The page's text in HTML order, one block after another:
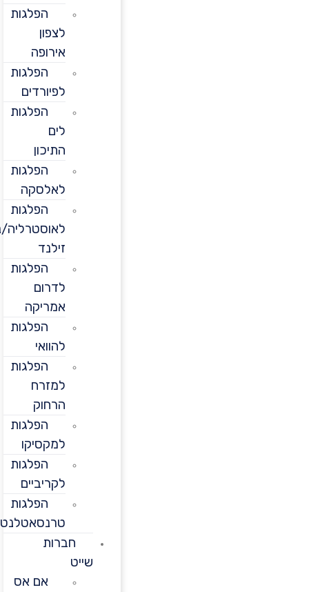
הפלגות
אירופה
הפלגות
לפיורדים
הפלגות
התיכון
הפלגות
לאלסקה
הפלגות
לאוסטרליה/ניו
הפלגות
לדרום
אמריקה
הפלגות
הפלגות
למזרח
הרחוק
הפלגות
למקסיקו
הפלגות
לקריביים
הפלגות
טרנסאטלנטיות
חברות
אם אס